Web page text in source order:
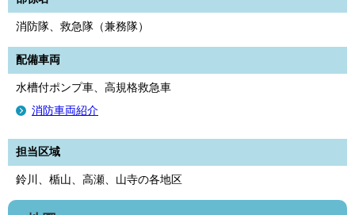
消防隊、救急隊（兼務隊）
配備車両
水槽付ポンプ車、高規格救急車
消防車両紹介
担当区域
鈴川、楯山、高瀬、山寺の各地区